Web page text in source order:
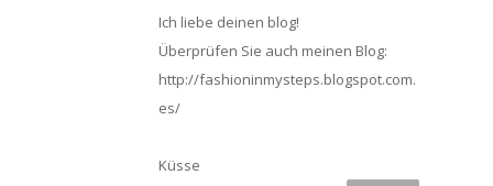
Ich liebe deinen blog!
Überprüfen Sie auch meinen Blog:
http://fashioninmysteps.blogspot.com.
es/
Küsse